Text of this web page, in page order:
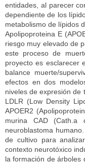
entidades, al parecer
dependiente de los
metabolismo de lípidos
Apolipoproteina E
riesgo muy elevado de
este proceso de
proyecto es esclarecer
balance muerte/
efectos en dos
niveles de expresión de
LDLR (Low Density
APOER2
murina CAD (Cath.a
neuroblastoma
de cultivo para
contexto neurotóxico
la formación de árboles